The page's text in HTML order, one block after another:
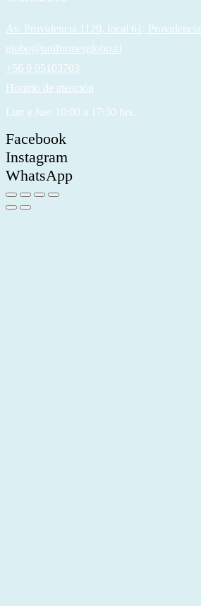
Av. Providencia 1120, local 61, Providencia
globo@uniformesglobo.cl
+56 9 95103703
Horario de atención
Lun a Jue: 10:00 a 17:30 hrs.
Facebook
Instagram
WhatsApp